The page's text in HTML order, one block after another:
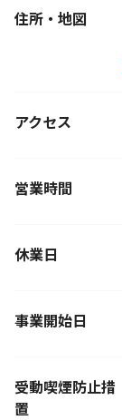
住所・地図
アクセス
営業時間
休業日
事業開始日
受動喫煙防止措
置